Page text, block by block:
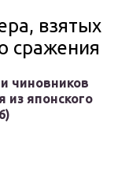
взятых
сражения
чиновников
из японского